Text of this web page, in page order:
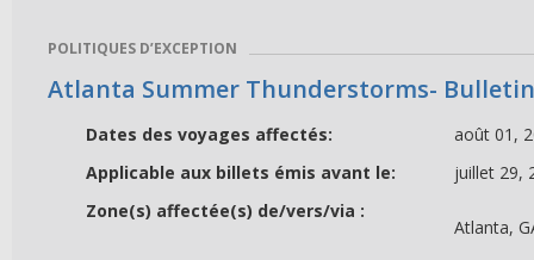
POLITIQUES D’EXCEPTION
Atlanta Summer Thunderstorms-
Dates des voyages affectés:
août 01,
Applicable aux billets émis avant le:
juillet 29,
Zone(s) affectée(s) de/vers/via :
Atlanta,